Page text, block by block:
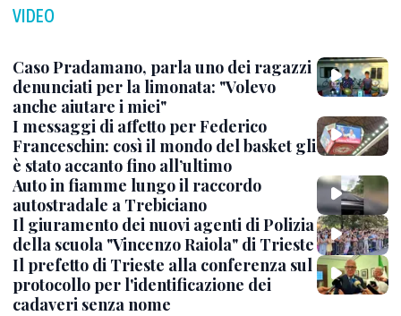
VIDEO
Caso Pradamano, parla uno dei ragazzi
denunciati per la limonata: "Volevo
anche aiutare i miei"
I messaggi di affetto per Federico
Franceschin: così il mondo del basket gli
è stato accanto fino all’ultimo
Auto in fiamme lungo il raccordo
autostradale a Trebiciano
Il giuramento dei nuovi agenti di Polizia
della scuola "Vincenzo Raiola" di Trieste
Il prefetto di Trieste alla conferenza sul
protocollo per l'identificazione dei
cadaveri senza nome